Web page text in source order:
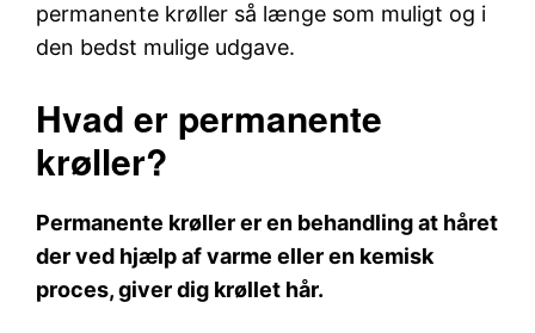
permanente krøller så længe som muligt og i
den bedst mulige udgave.
Hvad er permanente
krøller?
Permanente krøller er en behandling at håret
der ved hjælp af varme eller en kemisk
proces, giver dig krøllet hår.